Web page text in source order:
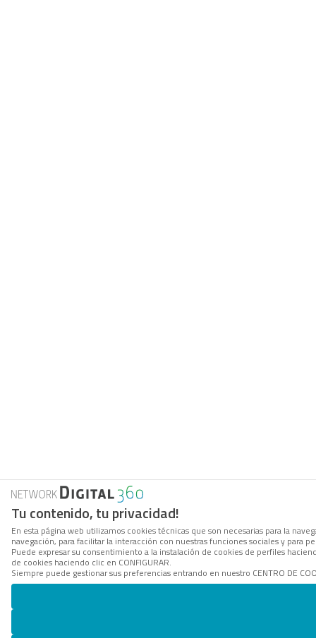
Tu contenido, tu privacidad!
En esta página web utilizamos cookies técnicas que son necesarias para la
navegación, para facilitar la interacción con nuestras funciones sociales y
Puede expresar su consentimiento a la instalación de cookies de perfiles
de cookies haciendo clic en CONFIGURAR.
Siempre puede gestionar sus preferencias entrando en nuestro CENTRO DE